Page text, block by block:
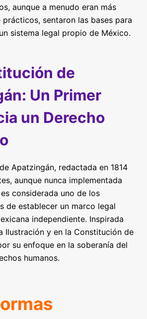
aunque a menudo eran más
sentaron las bases para
sistema legal propio de México.
de
Un Primer
un Derecho
Apatzingán, redactada en 1814
aunque nunca implementada
considerada uno de los
de establecer un marco legal
independiente. Inspirada
Ilustración y en la Constitución de
su enfoque en la soberanía del
humanos.